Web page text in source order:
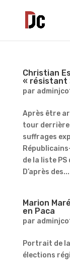
Christian
« résistant
par
Après être
tour derrière
suffrages
de la liste
D’après des...
Marion
en Paca
par
Portrait de
élections